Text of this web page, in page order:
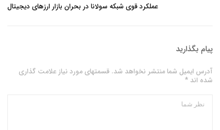
عملکرد قوی شبکه سولانا در بحران بازار ارزهای دیجیتال
پیام بگذارید
آدرس ایمیل شما منتشر نخواهد شد. قسمتهای مورد نیاز علامت گذاری
شده اند *